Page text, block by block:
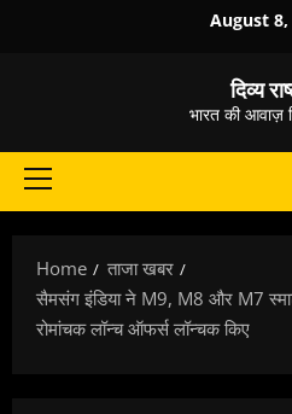
August 8,
दिव्य
भारत की आवाज़
Primary
Home
ताजा खबर
सैमसंग इंडिया ने M9, M8 और M7
रोमांचक लॉन्च ऑफर्स लॉन्चक किए